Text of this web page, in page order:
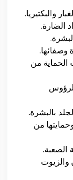
والبكتيريا.
الضارة.
وصفائها.
من
بالبشرة.
من
الصعبة.
والزيوت